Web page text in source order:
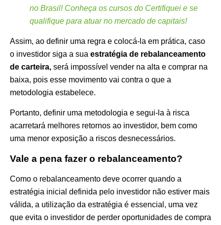
no Brasil! Conheça os cursos do Certifiquei e se
qualifique para atuar no mercado de capitais!
Assim, ao definir uma regra e colocá-la em prática, caso
o investidor siga a sua estratégia de rebalanceamento
de carteira, será impossível vender na alta e comprar na
baixa, pois esse movimento vai contra o que a
metodologia estabelece.
Portanto, definir uma metodologia e segui-la à risca
acarretará melhores retornos ao investidor, bem como
uma menor exposição a riscos desnecessários.
Vale a pena fazer o rebalanceamento?
Como o rebalanceamento deve ocorrer quando a
estratégia inicial definida pelo investidor não estiver mais
válida, a utilização da estratégia é essencial, uma vez
que evita o investidor de perder oportunidades de compra